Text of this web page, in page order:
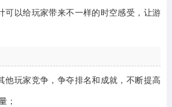
可以给玩家带来不一样的时空感受，让游
他玩家竞争，争夺排名和成就，不断提高
；